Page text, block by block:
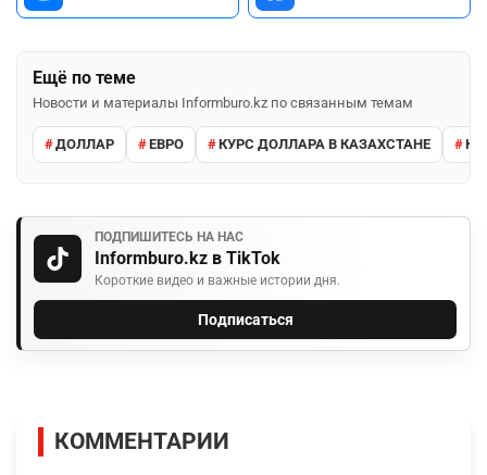
Ещё по теме
Новости и материалы Informburo.kz по связанным темам
ДОЛЛАР ЕВРО КУРС ДОЛЛАРА В КАЗАХСТАНЕ
ПОДПИШИТЕСЬ НА НАС
Informburo.kz в TikTok
Короткие видео и важные истории дня.
Подписаться
КОММЕНТАРИИ